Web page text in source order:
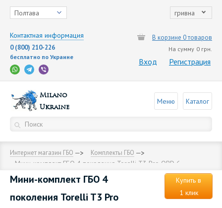
Полтава гривна
Контактная информация
0 (800) 210-226
бесплатно по Украине
В корзине 0 товаров
На сумму 0 грн.
Вход Регистрация
Milano
Ukraine
Меню Каталог
Интернет магазин ГБО Комплекты ГБО
Мини-комплект ГБО 4 поколения Torelli T3 Pro OBD 6
датчик уровня топлива AEB1090
Мини-комплект ГБО 4
поколения Torelli T3 Pro
Купить в
1 клик